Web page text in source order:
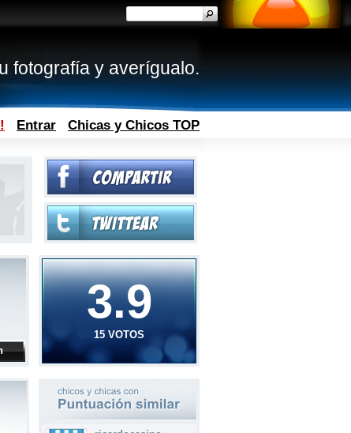
fotografía y averígualo.
Entrar Chicas y Chicos TOP
3.9
15 VOTOS